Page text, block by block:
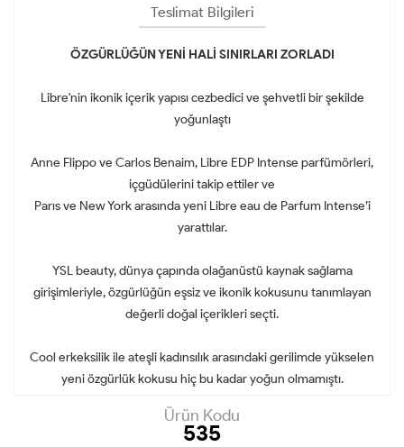
Teslimat Bilgileri
ÖZGÜRLÜĞÜN YENİ HALİ SINIRLARI ZORLADI
Libre'nin ikonik içerik yapısı cezbedici ve şehvetli bir şekilde
yoğunlaştı
Anne Flippo ve Carlos Benaim, Libre EDP Intense parfümörleri,
içgüdülerini takip ettiler ve
Parıs ve New York arasında yeni Libre eau de Parfum Intense’i
yarattılar.
YSL beauty, dünya çapında olağanüstü kaynak sağlama
girişimleriyle, özgürlüğün eşsiz ve ikonik kokusunu tanımlayan
değerli doğal içerikleri seçti.
Cool erkeksilik ile ateşli kadınsılık arasındaki gerilimde yükselen
yeni özgürlük kokusu hiç bu kadar yoğun olmamıştı.
Ürün Kodu
535